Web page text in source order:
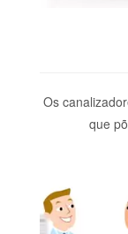
Os
que